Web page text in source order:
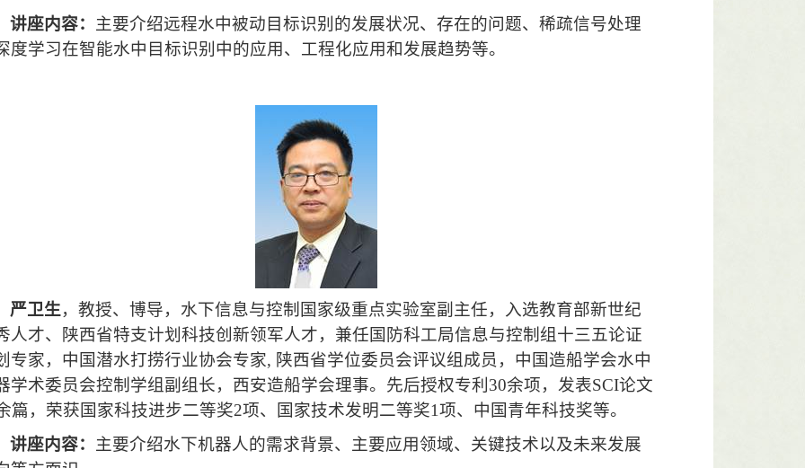
讲座内容： 主要介绍远程水中被动目标识别的发展状况、存在的问题、稀疏信号处理
度学习在智能水中目标识别中的应用、工程化应用和发展趋势等。
严卫生，教授、博导，水下信息与控制国家级重点实验室副主任，入选教育部新世纪
人才、陕西省特支计划科技创新领军人才，兼任国防科工局信息与控制组十三五论证
专家，中国潜水打捞行业协会专家, 陕西省学位委员会评议组成员，中国造船学会水中
学术委员会控制学组副组长，西安造船学会理事。先后授权专利 30余项，发表SCI论文
篇，荣获国家科技进步二等奖2项、国家技术发明二等奖1项、中国青年科技奖等。
讲座内容： 主要介绍水下机器人的需求背景、主要应用领域、关键技术以及未来发展